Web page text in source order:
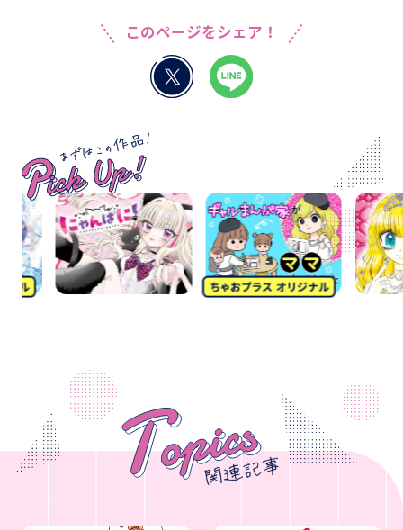
このページをシェア！